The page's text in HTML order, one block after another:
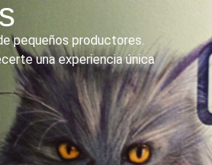
pequeños productores.
una experiencia única